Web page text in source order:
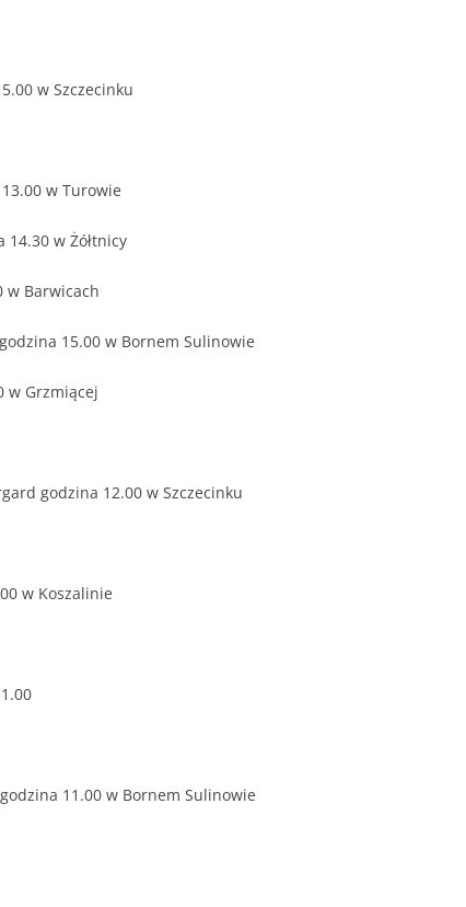
w Szczecinku
w Turowie
14.30 w Żółtnicy
w Barwicach
godzina 15.00 w Bornem Sulinowie
w Grzmiącej
godzina 12.00 w Szczecinku
w Koszalinie
11.00 w Bornem Sulinowie